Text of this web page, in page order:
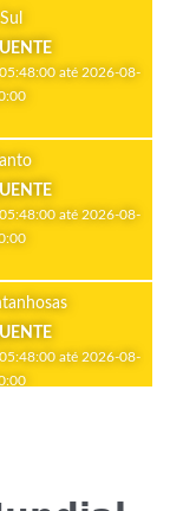
até 2026-08-
até 2026-08-
até 2026-08-